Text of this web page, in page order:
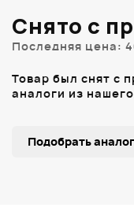
Снято с
Последняя цена:
Товар был снят с
аналоги из
Подобрать аналог